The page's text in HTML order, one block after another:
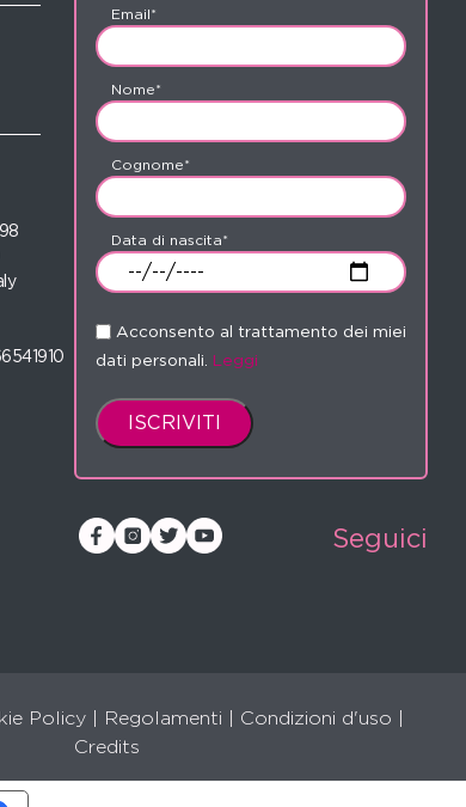
Email*
Nome*
Cognome*
Data di nascita*
Acconsento al trattamento dei miei
dati personali. Leggi
Seguici
Policy Regolamenti
Condizioni d'uso |
Credits